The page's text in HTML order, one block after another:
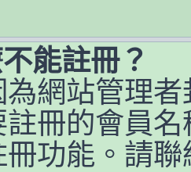
能註冊？
網站管理
冊的會員
功能。請